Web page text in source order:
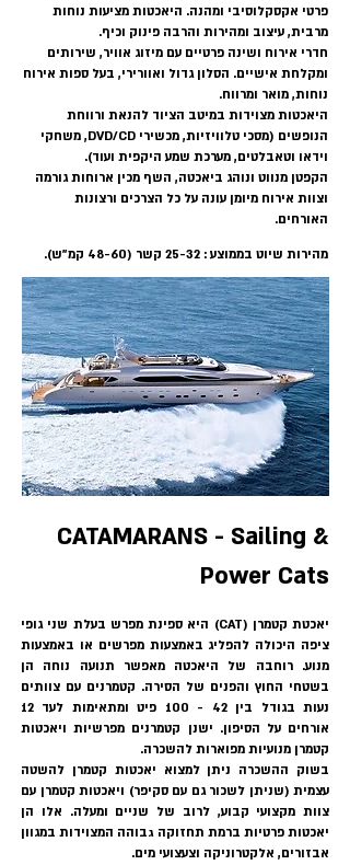
פרטי אקסקלוסיבי ומהנה. היאכטות מציעות נוחות
מרבית, עיצוב ומהירות והרבה פינוק וכיף.
חדרי אירוח ושינה פרטיים עם מיזוג אוויר, שירותים
ומקלחת אישיים. הסלון גדול ואוורירי, בעל ספות אירוח
נוחות, מואר ומרווח.
היאכטות מצוידות במיטב הציוד להנאת ורווחת
הנופשים (מסכי טלוויזיות, מכשירי DVD/CD, משחקי
וידאו וטאבלטים, מערכת שמע היקפית ועוד).
הקפטן מנווט ונוהג ביאכטה, השף מכין ארוחות גורמה
וצוות אירוח מיומן עונה על כל הצרכים ורצונות
האורחים.
מהירות שיוט בממוצע : 25-32 קשר (48-60 קמ"ש).
CATAMARANS - Sailing &
Power Cats
יאכטת קטמרן (CAT) היא ספינת מפרש בעלת שני גופי
ציפה היכולה להפליג באמצעות מפרשים או באמצעות
מנוע. רוחבה של היאכטה מאפשר תנועה נוחה הן
בשטחי החוץ והפנים של הסירה. קטמרנים עם צוותים
נעות בגודל בין 42 - 100 פיט ומתאימות לעד 12
אורחים על הסיפון. ישנן קטמרנים מפרשיות ויאכטות
קטמרן מנועיות מפוארות להשכרה.
בשוק ההשכרה ניתן למצוא יאכטות קטמרן להשטה
עצמית (שניתן לשכור גם עם סקיפר) ויאכטות קטמרן עם
צוות מקצועי קבוע, לרוב של שניים ומעלה. אלו הן
יאכטות פרטיות ברמת תחזוקה גבוהה המצוידות במגוון
אבזורים, אלקטרוניקה וצעצועי מים.